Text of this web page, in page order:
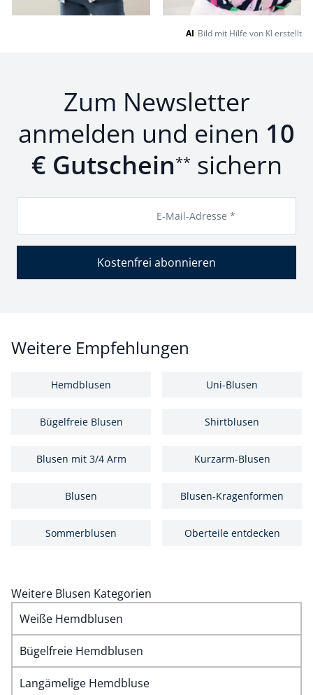
AI Bild mit Hilfe von KI erstellt
Zum Newsletter
anmelden und einen 10
€ Gutschein** sichern
E-Mail-Adresse *
Kostenfrei abonnieren
Weitere Empfehlungen
Hemdblusen Uni-Blusen
Bügelfreie Blusen Shirtblusen
Blusen mit 3/4 Arm Kurzarm-Blusen
Blusen Blusen-Kragenformen
Sommerblusen Oberteile entdecken
Weitere Blusen Kategorien
Weiße Hemdblusen
Bügelfreie Hemdblusen
Langämelige Hemdbluse